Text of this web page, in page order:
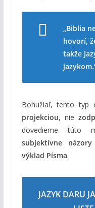
„Biblia
hovorí,
takže
Bohužiaľ, tento typ
projekciou, nie
dovedieme túto
subjektívne názory
výklad Písma.
JAZYK DARU